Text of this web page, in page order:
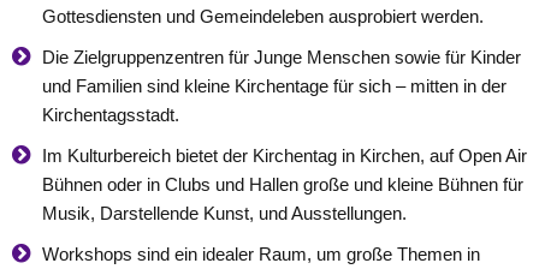
Gottesdiensten und Gemeindeleben ausprobiert werden.
Die Zielgruppenzentren für Junge Menschen sowie für Kinder
und Familien sind kleine Kirchentage für sich – mitten in der
Kirchentagsstadt.
Im Kulturbereich bietet der Kirchentag in Kirchen, auf Open Air
Bühnen oder in Clubs und Hallen große und kleine Bühnen für
Musik, Darstellende Kunst, und Ausstellungen.
Workshops sind ein idealer Raum, um große Themen in